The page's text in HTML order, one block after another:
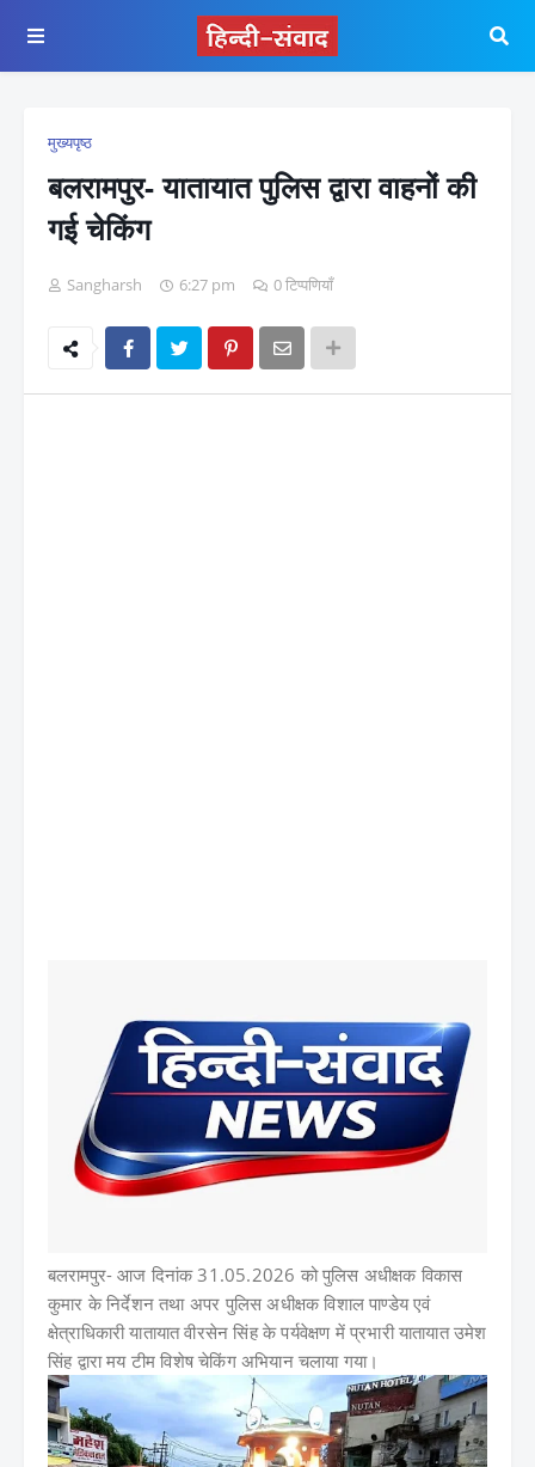
मुख्यपृष्ठ
बलरामपुर- यातायात पुलिस द्वारा वाहनों की
गई चेकिंग
Sangharsh 6:27 pm 0 टिप्पणियाँ
बलरामपुर- आज दिनांक 31.05.2026 को पुलिस अधीक्षक विकास
कुमार के निर्देशन तथा अपर पुलिस अधीक्षक विशाल पाण्डेय एवं
क्षेत्राधिकारी यातायात वीरसेन सिंह के पर्यवेक्षण में प्रभारी यातायात उमेश
सिंह द्वारा मय टीम विशेष चेकिंग अभियान चलाया गया।